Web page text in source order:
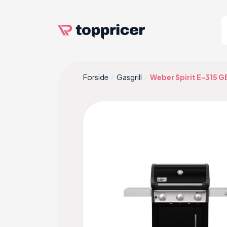
Forside Gasgrill Weber Spirit E-315